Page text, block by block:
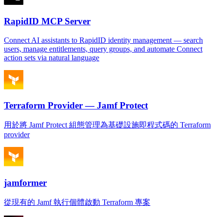
RapidID MCP Server
Connect AI assistants to RapidID identity management — search
users, manage entitlements, query groups, and automate Connect
action sets via natural language
Terraform Provider — Jamf Protect
用於將 Jamf Protect 組態管理為基礎設施即程式碼的 Terraform
provider
jamformer
從現有的 Jamf 執行個體啟動 Terraform 專案